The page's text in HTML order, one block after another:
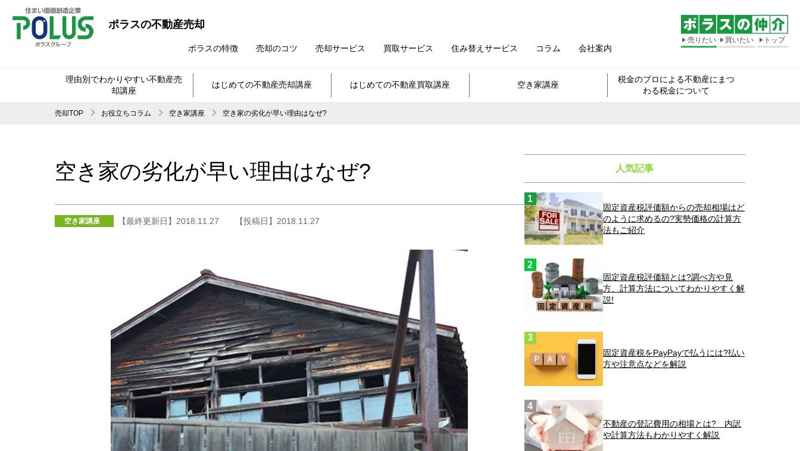
ポラスの不動産売却
ポラスの特徴 売却のコツ 売却サービス 買取サービス 住み替えサービス コラム 会社案内
売りたい 買いたい トップ
理由別でわかりやすい不動産売
却講座
はじめての不動産売却講座 はじめての不動産買取講座 空き家講座
税金のプロによる不動産にまつ
わる税金について
売却TOP お役立ちコラム 空き家講座 空き家の劣化が早い理由はなぜ?
空き家の劣化が早い理由はなぜ?
空き家講座 【最終更新日】2018.11.27 【投稿日】2018.11.27
人気記事
固定資産税評価額からの売却相場はど
のように求めるの?実勢価格の計算方
法もご紹介
固定資産税評価額とは?調べ方や見
方、計算方法についてわかりやすく解
説!
固定資産税をPayPayで払うには?払い
方や注意点などを解説
不動産の登記費用の相場とは? 内訳
や計算方法もわかりやすく解説